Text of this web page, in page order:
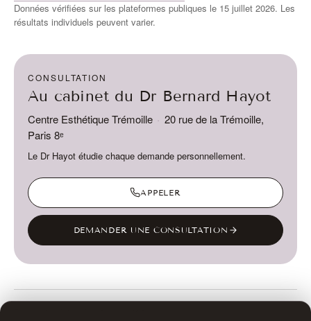
Données vérifiées sur les plateformes publiques le 15 juillet 2026. Les
résultats individuels peuvent varier.
CONSULTATION
Au cabinet du Dr Bernard Hayot
Centre Esthétique Trémoille · 20 rue de la Trémoille,
Paris 8ᵉ
Le Dr Hayot étudie chaque demande personnellement.
APPELER
DEMANDER UNE CONSULTATION